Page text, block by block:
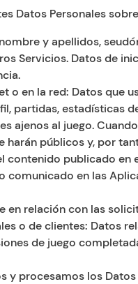
Datos Personales
y apellidos,
Servicios. Datos de
o en la red: Datos que
partidas, estadísticas
ajenos al juego.
harán públicos y, por
contenido publicado
comunicado en las
en relación con las
o de clientes: Datos
de juego
y procesamos los